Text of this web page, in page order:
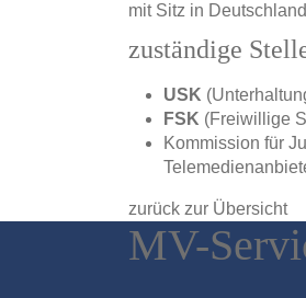
mit Sitz in
zuständige
USK
FSK (Freiwillige
Kommission für
zurück zur Übersicht
MV-